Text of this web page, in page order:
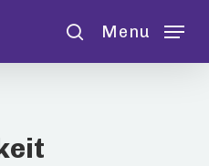
searchMenu